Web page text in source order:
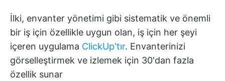
İlki, envanter yönetimi gibi sistematik ve önemli
bir iş için özellikle uygun olan, iş için her şeyi
içeren uygulama ClickUp'tır. Envanterinizi
görselleştirmek ve izlemek için 30'dan fazla
özellik sunar